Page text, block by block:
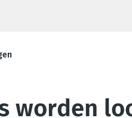
worden